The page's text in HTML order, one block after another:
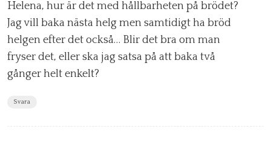
Helena, hur är det med hållbarheten på brödet?
Jag vill baka nästa helg men samtidigt ha bröd
helgen efter det också… Blir det bra om man
fryser det, eller ska jag satsa på att baka två
gånger helt enkelt?
Svara